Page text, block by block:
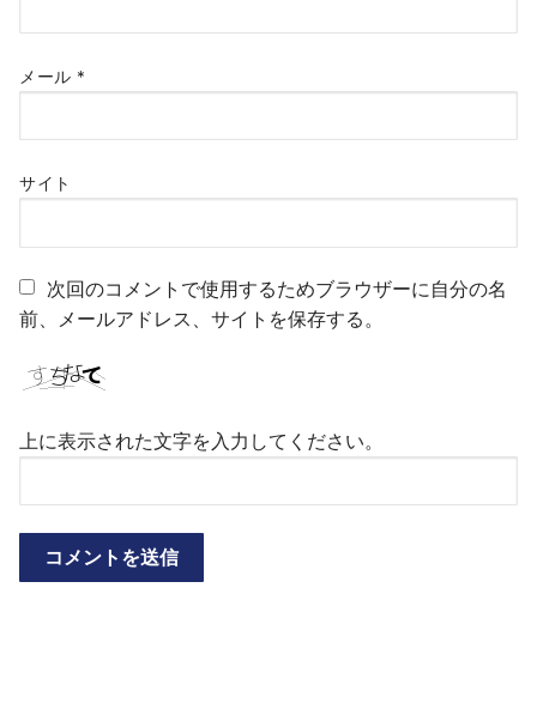
メール *
サイト
次回のコメントで使用するためブラウザーに自分の名
前、メールアドレス、サイトを保存する。
上に表示された文字を入力してください。